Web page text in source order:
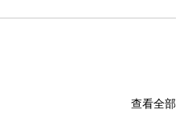
查看全部